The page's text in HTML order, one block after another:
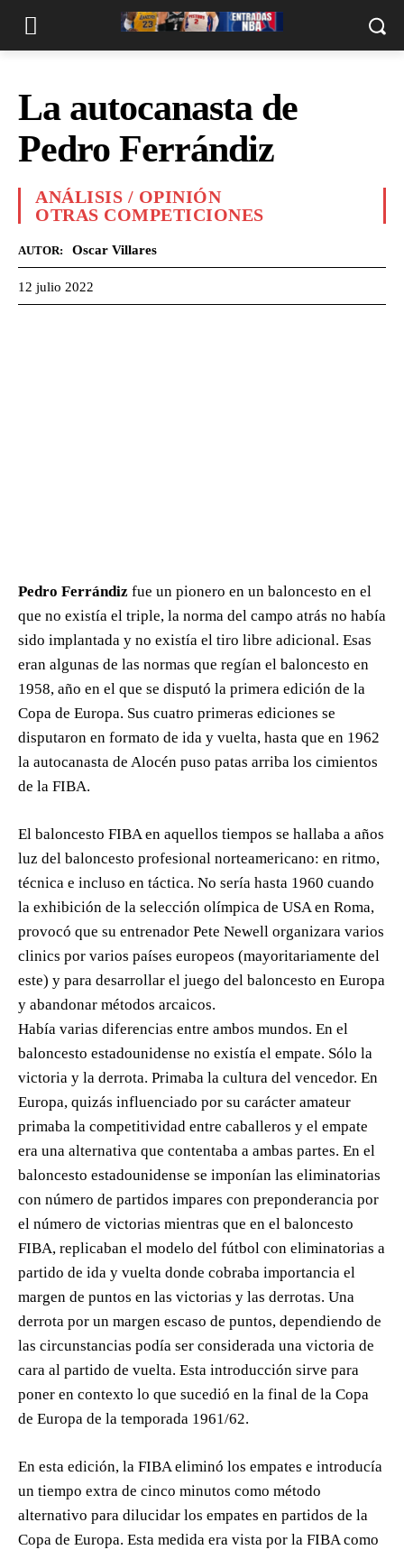
La autocanasta de
Pedro Ferrándiz
ANÁLISIS / OPINIÓN
OTRAS COMPETICIONES
AUTOR: Oscar Villares
12 julio 2022
Pedro Ferrándiz fue un pionero en un baloncesto en el
que no existía el triple, la norma del campo atrás no había
sido implantada y no existía el tiro libre adicional. Esas
eran algunas de las normas que regían el baloncesto en
1958, año en el que se disputó la primera edición de la
Copa de Europa. Sus cuatro primeras ediciones se
disputaron en formato de ida y vuelta, hasta que en 1962
la autocanasta de Alocén puso patas arriba los cimientos
de la FIBA.
El baloncesto FIBA en aquellos tiempos se hallaba a años
luz del baloncesto profesional norteamericano: en ritmo,
técnica e incluso en táctica. No sería hasta 1960 cuando
la exhibición de la selección olímpica de USA en Roma,
provocó que su entrenador Pete Newell organizara varios
clinics por varios países europeos (mayoritariamente del
este) y para desarrollar el juego del baloncesto en Europa
y abandonar métodos arcaicos.
Había varias diferencias entre ambos mundos. En el
baloncesto estadounidense no existía el empate. Sólo la
victoria y la derrota. Primaba la cultura del vencedor. En
Europa, quizás influenciado por su carácter amateur
primaba la competitividad entre caballeros y el empate
era una alternativa que contentaba a ambas partes. En el
baloncesto estadounidense se imponían las eliminatorias
con número de partidos impares con preponderancia por
el número de victorias mientras que en el baloncesto
FIBA, replicaban el modelo del fútbol con eliminatorias a
partido de ida y vuelta donde cobraba importancia el
margen de puntos en las victorias y las derrotas. Una
derrota por un margen escaso de puntos, dependiendo de
las circunstancias podía ser considerada una victoria de
cara al partido de vuelta. Esta introducción sirve para
poner en contexto lo que sucedió en la final de la Copa
de Europa de la temporada 1961/62.
En esta edición, la FIBA eliminó los empates e introducía
un tiempo extra de cinco minutos como método
alternativo para dilucidar los empates en partidos de la
Copa de Europa. Esta medida era vista por la FIBA como